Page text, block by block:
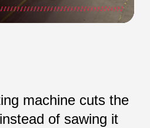
machine cuts the
of sawing it